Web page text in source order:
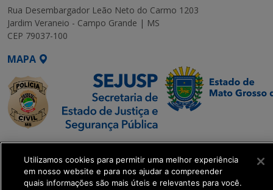
Rua Desembargador Leão Neto do Carmo 1203
Jardim Veraneio - Campo Grande | MS
CEP 79037-100
MAPA
SETDIG | Secretaria-
Executiva de
Transformação Digital
Utilizamos cookies para permitir uma melhor experiência
em nosso website e para nos ajudar a compreender
quais informações são mais úteis e relevantes para você.